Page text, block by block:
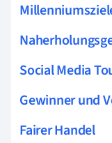
Social Media
Gewinner und
Fairer Handel